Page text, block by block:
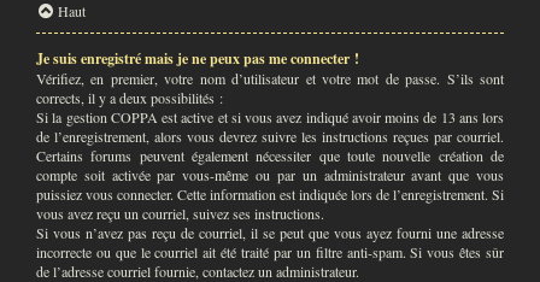
Haut
Je suis enregistré mais je ne peux pas me connecter !
Vérifiez, en premier, votre nom d’utilisateur et votre mot de passe. S’ils sont
corrects, il y a deux possibilités :
Si la gestion COPPA est active et si vous avez indiqué avoir moins de 13 ans lors
de l’enregistrement, alors vous devrez suivre les instructions reçues par courriel.
Certains forums peuvent également nécessiter que toute nouvelle création de
compte soit activée par vous-même ou par un administrateur avant que vous
puissiez vous connecter. Cette information est indiquée lors de l’enregistrement. Si
vous avez reçu un courriel, suivez ses instructions.
Si vous n’avez pas reçu de courriel, il se peut que vous ayez fourni une adresse
incorrecte ou que le courriel ait été traité par un filtre anti-spam. Si vous êtes sûr
de l’adresse courriel fournie, contactez un administrateur.